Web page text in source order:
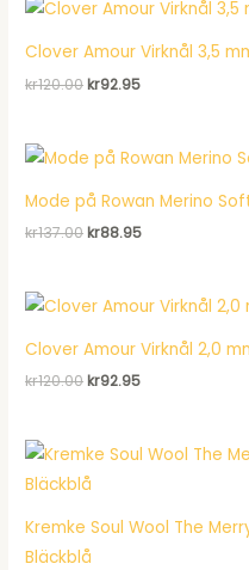
kr128.00.kr98.95.
Clover Amour Virknål 3,5
kr120.00Det
kr120.00.
kr92.95Det
kr92.95.
Mode på Rowan Merino
kr137.00Det
kr137.00.
kr88.95Det
kr88.95.
Clover Amour Virknål 2,0
kr120.00Det
kr120.00.
kr92.95Det
kr92.95.
Kremke Soul Wool The
Bläckblå